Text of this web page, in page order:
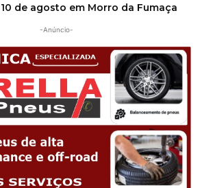
de agosto em Morro da Fumaça
-Anúncio-